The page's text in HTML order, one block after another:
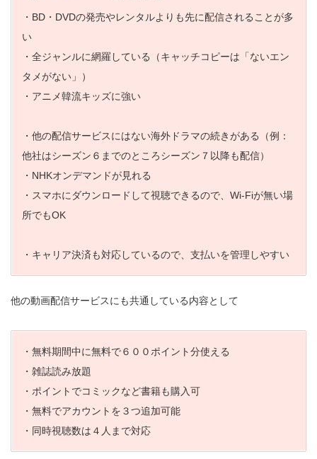
・BD・DVDの発売やレンタルよりも先に配信されることが多
い
・全ジャンルに網羅している（キャッチコピーは「ないエン
タメがない」）
・アニメ韓流キッズに強い
・他の配信サービスにはない海外ドラマの続きがある（例：
他社はシーズン６までのところシーズン７以降も配信）
・NHKオンデマンドが見れる
・スマホにダウンロードして視聴できるので、Wi-Fiが無い場
所でもOK
・キャリア決済も対応しているので、支払いを管理しやすい
他の動画配信サービスにも共通している内容として
・無料期間中に無料で６００ポイント分使える
・雑誌読み放題
・ポイントでコミックなど書籍も購入可
・無料でアカウントを３つ追加可能
・同時視聴数は４人まで対応